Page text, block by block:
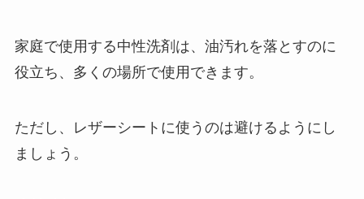
家庭で使用する中性洗剤は、油汚れを落とすのに
役立ち、多くの場所で使用できます。
ただし、レザーシートに使うのは避けるようにし
ましょう。